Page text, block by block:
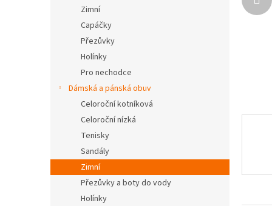
Zimní
Capáčky
Přezůvky
Holínky
Pro nechodce
Dámská a pánská obuv
Celoroční kotníková
Celoroční nízká
Tenisky
Sandály
Zimní
Přezůvky a boty do vody
Holínky